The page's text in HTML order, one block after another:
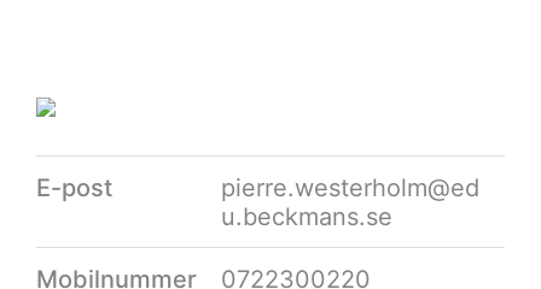
E-post
pierre.westerholm@ed
u.beckmans.se
Mobilnummer 0722300220